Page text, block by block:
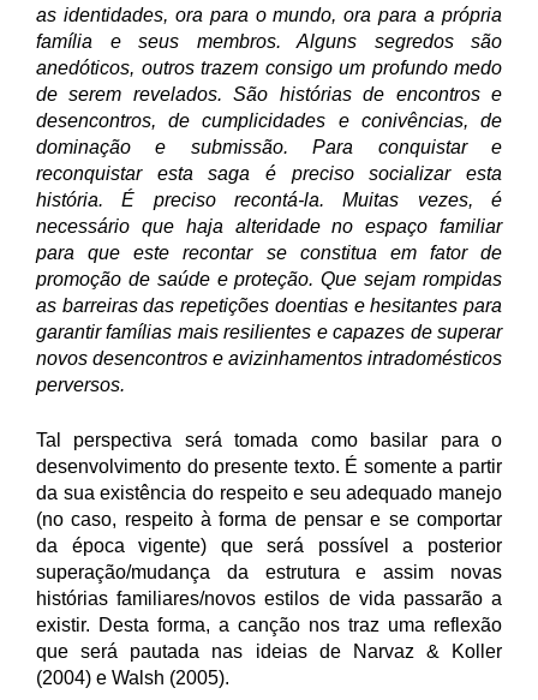
as identidades, ora para o mundo, ora para a própria
família e seus membros. Alguns segredos são
anedóticos, outros trazem consigo um profundo medo
de serem revelados. São histórias de encontros e
desencontros, de cumplicidades e conivências, de
dominação e submissão. Para conquistar e
reconquistar esta saga é preciso socializar esta
história. É preciso recontá-la. Muitas vezes, é
necessário que haja alteridade no espaço familiar
para que este recontar se constitua em fator de
promoção de saúde e proteção. Que sejam rompidas
as barreiras das repetições doentias e hesitantes para
garantir famílias mais resilientes e capazes de superar
novos desencontros e avizinhamentos intradomésticos
perversos.
Tal perspectiva será tomada comobasilar para o
desenvolvimento do presente texto. É somente a partir
da sua existência do respeito e seu adequado manejo
(no caso, respeito à forma de pensar e se comportar
da época vigente) que será possível a posterior
superação/mudança da estrutura e assim novas
histórias familiares/novos estilos de vida passarão a
existir. Desta forma, a canção nos traz uma reflexão
que será pautada nas ideias de Narvaz & Koller
(2004) e Walsh (2005).